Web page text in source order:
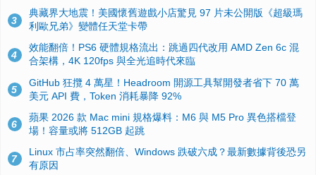
3
典藏界大地震！美國懷舊遊戲小店驚見 97 片未公開版《超級瑪
利歐兄弟》變體任天堂卡帶
4
效能翻倍！PS6 硬體規格流出：跳過四代改用 AMD Zen 6c 混
合架構，4K 120fps 與全光追時代來臨
5
GitHub 狂攬 4 萬星！Headroom 開源工具幫開發者省下 70 萬
美元 API 費，Token 消耗暴降 92%
6
蘋果 2026 款 Mac mini 規格爆料：M6 與 M5 Pro 異色搭檔登
場！容量或將 512GB 起跳
7
Linux 市占率突然翻倍、Windows 跌破六成？最新數據背後恐另
有原因